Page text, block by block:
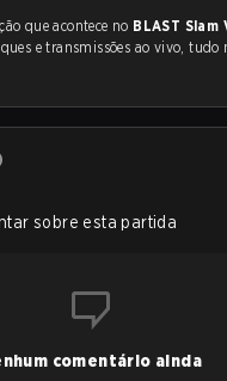
que acontece no BLAST Slam
e transmissões ao vivo, tudo
sobre esta partida
comentário ainda